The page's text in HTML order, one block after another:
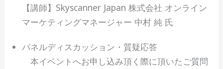
【講師】Skyscanner Japan 株式会社 オンライン
マーケティングマネージャー 中村 純 氏
パネルディスカッション・質疑応答
本イベントへお申し込み頂く際に頂いたご質問